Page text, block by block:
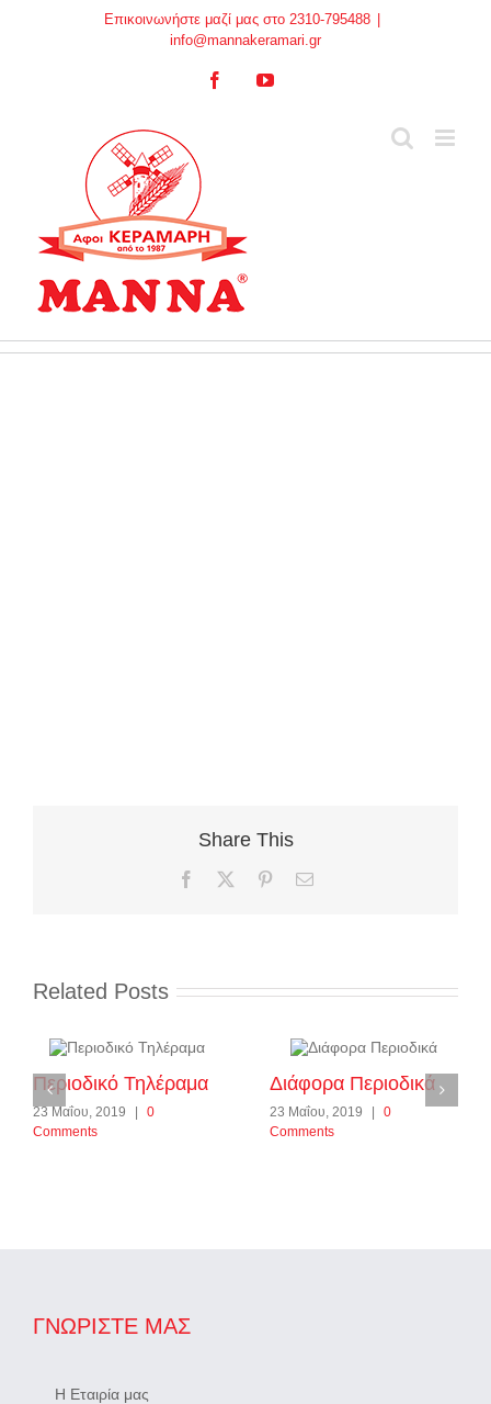
Επικοινωνήστε μαζί μας στο 2310-795488
info@mannakeramari.gr
FacebookYouTube
Share This
Facebook PinterestEmail
Related Posts
Περιοδικό Τηλέραμα
23 Μαΐου, 2019 |
0
Comments
Διάφορα Περιοδικά
23 Μαΐου, 2019 |
0
Comments
ΓΝΩΡΊΣΤΕ ΜΑΣ
Η Εταιρία μας